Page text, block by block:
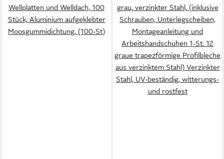
Wellplatten und Welldach, 100
Stück, Aluminium aufgeklebter
Moosgummidichtung, (100-St)
grau, verzinkter Stahl, (inklusive
Schrauben, Unterlegscheiben,
Montageanleitung und
Arbeitshandschuhen 1-St. 12
graue trapezförmige Profilbleche
aus verzinktem Stahl) Verzinkter
Stahl, UV-beständig, witterungs-
und rostfest